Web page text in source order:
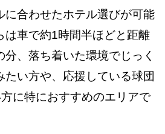
に合わせたホテル選びが可能
は車で約1時間半ほどと距離
、落ち着いた環境でじっく
たい方や、応援している球団
方に特におすすめのエリアで